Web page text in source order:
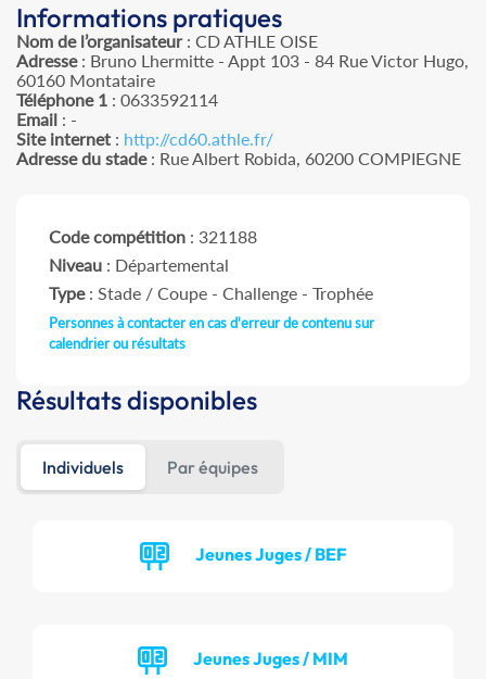
Informations pratiques
Nom de l’organisateur: CD ATHLE OISE
Adresse: Bruno Lhermitte - Appt 103 - 84 Rue Victor Hugo,
60160 Montataire
Téléphone 1 : 0633592114
Email : -
Site internet : http://cd60.athle.fr/
Adresse du stade: Rue Albert Robida, 60200 COMPIEGNE
Code compétition : 321188
Niveau : Départemental
Type: Stade / Coupe - Challenge - Trophée
Personnes à contacter en cas d'erreur de contenu sur
calendrier ou résultats
Résultats disponibles
Individuels Par équipes
Jeunes Juges / BEF
Jeunes Juges / MIM